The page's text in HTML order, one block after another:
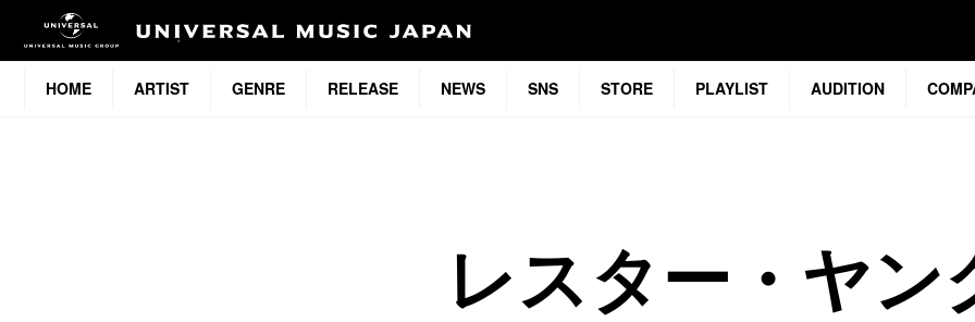
HOME ARTIST GENRE RELEASE NEWS SNS STORE PLAYLIST AUDITION
レスター・ヤン